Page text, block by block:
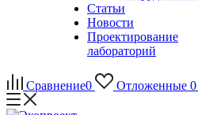
Статьи
Новости
Проектирование
лабораторий
Сравнение0 Отложенные 0